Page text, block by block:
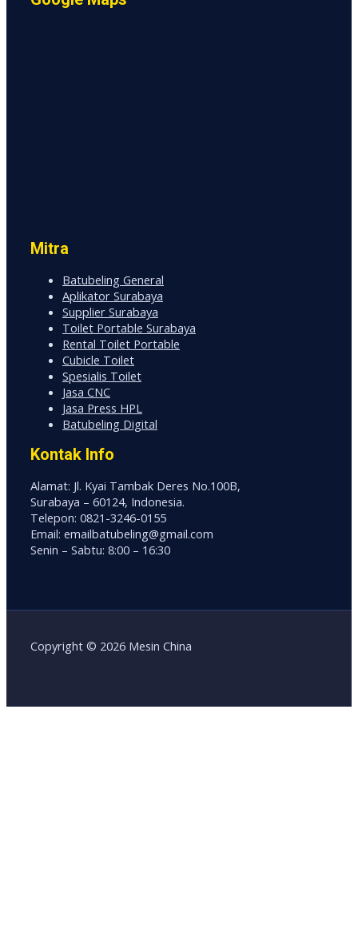
Mitra
Batubeling General
Aplikator Surabaya
Supplier Surabaya
Toilet Portable Surabaya
Rental Toilet Portable
Cubicle Toilet
Spesialis Toilet
Jasa CNC
Jasa Press HPL
Batubeling Digital
Kontak Info
Alamat: Jl. Kyai Tambak Deres No.100B,
Surabaya – 60124, Indonesia.
Telepon: 0821-3246-0155
Email: emailbatubeling@gmail.com
Senin – Sabtu: 8:00 – 16:30
Copyright © 2026 Mesin China